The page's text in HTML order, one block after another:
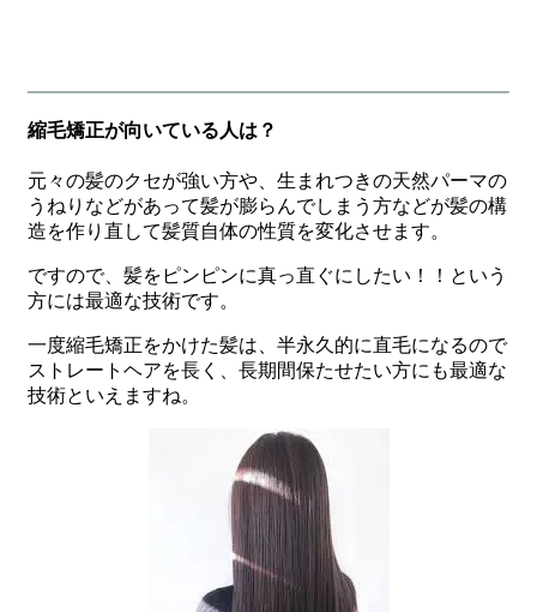
縮毛矯正が向いている人は？
元々の髪のクセが強い方や、生まれつきの天然パーマの
うねりなどがあって髪が膨らんでしまう方などが髪の構
造を作り直して髪質自体の性質を変化させます。
ですので、髪をピンピンに真っ直ぐにしたい！！という
方には最適な技術です。
一度縮毛矯正をかけた髪は、半永久的に直毛になるので
ストレートヘアを長く、長期間保たせたい方にも最適な
技術といえますね。